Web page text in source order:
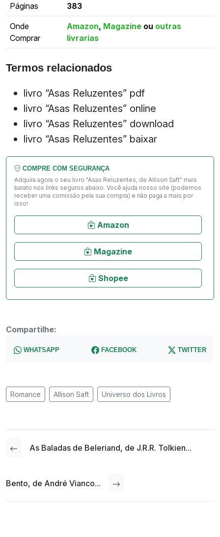
Páginas 383
Onde
Comprar
Amazon, Magazine ou outras
livrarias
Termos relacionados
livro “Asas Reluzentes” pdf
livro “Asas Reluzentes” online
livro “Asas Reluzentes” download
livro “Asas Reluzentes” baixar
COMPRE COM SEGURANÇA
Adquira agora o seu livro "Asas Reluzentes, de Allison Saft" mais
barato nos links seguros abaixo. Você ajuda nosso site (podemos
receber uma comissão pela sua compra) e não paga a mais por
isso!
Amazon
Magazine
Shopee
Compartilhe:
WHATSAPP FACEBOOK TWITTER
Romance Allison Saft Universo dos Livros
As Baladas de Beleriand, de J.R.R. Tolkien...
Bento, de André Vianco...